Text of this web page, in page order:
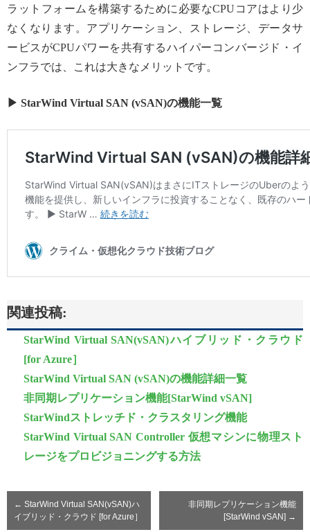
ラットフォームを構築するために必要なCPUコアはより少
なくなります。アプリケーション、ストレージ、データサ
ービスがCPUパワーを共有するハイパーコンバージド・イ
ンフラでは、これは大きなメリットです。
▶ StarWind Virtual SAN (vSAN)の機能一覧
関連投稿:
StarWind Virtual SAN(vSAN)ハイブリッド・クラウド
[for Azure］
StarWind Virtual SAN (vSAN)の機能詳細一覧
非同期レプリケーション機能[StarWind vSAN]
StarWindストレッチド・クラスタリング機能
StarWind Virtual SAN Controller 仮想マシンに物理スト
レージをプロビジョニングする方法
← StarWind Virtual SAN(vSAN)ハ
イブリッド・クラウド [for Azure］
非同期レプリケーション機能
[StarWind vSAN] →